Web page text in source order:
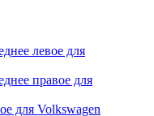
левое для
правое для
для Volkswagen